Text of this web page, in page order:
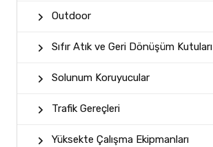
Outdoor
Sıfır Atık ve Geri Dönüşüm Kutuları
Solunum Koruyucular
Trafik Gereçleri
Yüksekte Çalışma Ekipmanları